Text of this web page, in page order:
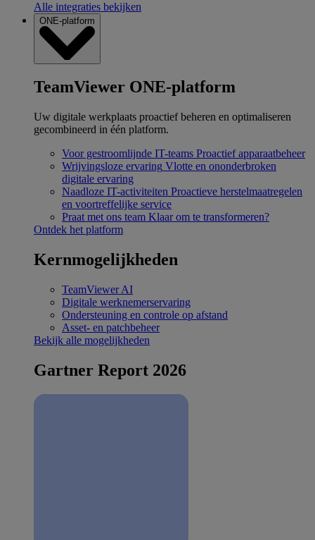
Alle integraties bekijken
ONE-platform
TeamViewer ONE-platform
Uw digitale werkplaats proactief beheren en optimaliseren
gecombineerd in één platform.
Voor gestroomlijnde IT-teams Proactief apparaatbeheer
Wrijvingsloze ervaring Vlotte en ononderbroken
digitale ervaring
Naadloze IT-activiteiten Proactieve herstelmaatregelen
en voortreffelijke service
Praat met ons team Klaar om te transformeren?
Ontdek het platform
Kernmogelijkheden
TeamViewer AI
Digitale werknemerservaring
Ondersteuning en controle op afstand
Asset- en patchbeheer
Bekijk alle mogelijkheden
Gartner Report 2026